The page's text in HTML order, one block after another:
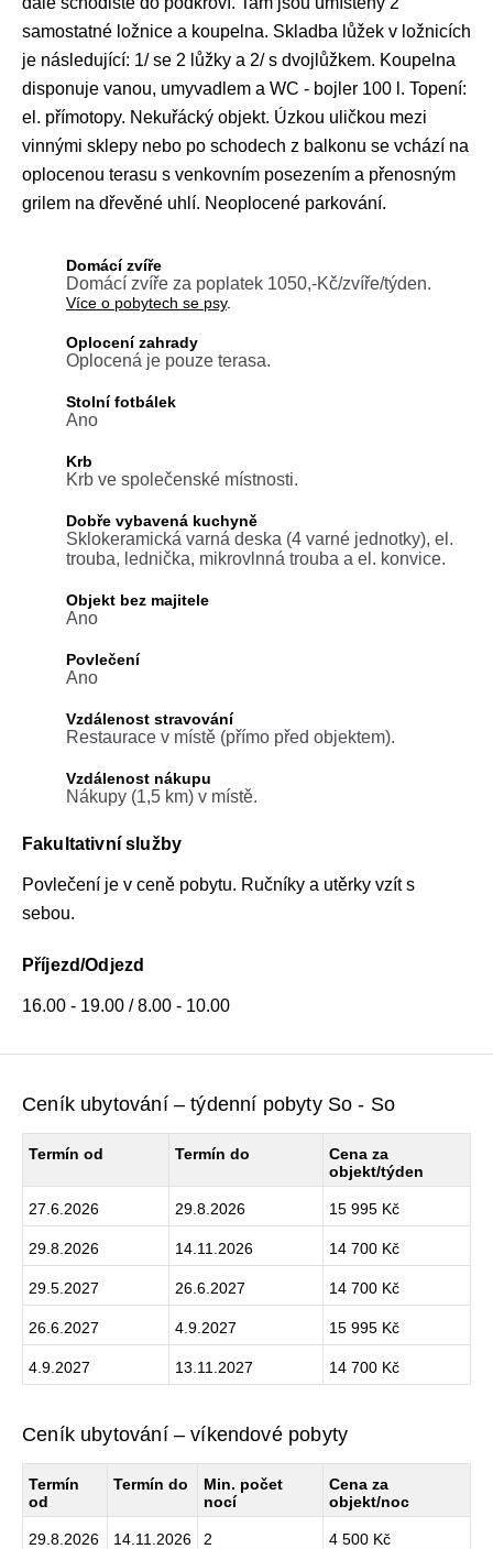
samostatné ložnice a koupelna. Skladba lůžek v ložnicích
je následující: 1/ se 2 lůžky a 2/ s dvojlůžkem. Koupelna
disponuje vanou, umyvadlem a WC - bojler 100 l. Topení:
el. přímotopy. Nekuřácký objekt. Úzkou uličkou mezi
vinnými sklepy nebo po schodech z balkonu se vchází na
oplocenou terasu s venkovním posezením a přenosným
grilem na dřevěné uhlí. Neoplocené parkování.
Domácí zvíře
Domácí zvíře za poplatek 1050,-Kč/zvíře/týden.
Více o pobytech se psy.
Oplocení zahrady
Oplocená je pouze terasa.
Stolní fotbálek
Ano
Krb
Krb ve společenské místnosti.
Dobře vybavená kuchyně
Sklokeramická varná deska (4 varné jednotky), el.
trouba, lednička, mikrovlnná trouba a el. konvice.
Objekt bez majitele
Ano
Povlečení
Ano
Vzdálenost stravování
Restaurace v místě (přímo před objektem).
Vzdálenost nákupu
Nákupy (1,5 km) v místě.
Fakultativní služby
Povlečení je v ceně pobytu. Ručníky a utěrky vzít s
sebou.
Příjezd/Odjezd
16.00 - 19.00 / 8.00 - 10.00
Ceník ubytování – týdenní pobyty So - So
Termín od Termín do
Cena za
objekt/týden
27.6.2026 29.8.2026 15 995 Kč
29.8.2026 14.11.2026 14 700 Kč
29.5.2027 26.6.2027 14 700 Kč
26.6.2027 4.9.2027 15 995 Kč
4.9.2027 13.11.2027 14 700 Kč
Ceník ubytování – víkendové pobyty
Termín
od
Termín do
Min. počet
nocí
Cena za
objekt/noc
29.8.2026 14.11.2026 2 4 500 Kč